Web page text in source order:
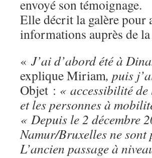
envoyé son témoignage.
Elle décrit la galère pour
informations auprès de
« J’ai d’abord été à
explique Miriam, puis
Objet : « accessibilité
et les personnes à
« Depuis le 2 décembre
Namur/Bruxelles ne sont
L’ancien passage à